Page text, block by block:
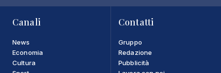
Canali
News
Economia
Cultura
Contatti
Gruppo
Redazione
Pubblicità